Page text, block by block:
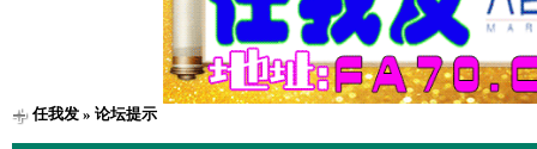
任我发» 论坛提示